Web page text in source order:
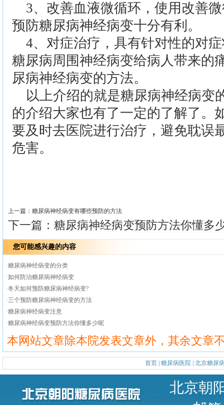
3、改善血液微循环，使用改善
预防糖尿病神经病变十分有利。
4、对症治疗，具有针对性的对
糖尿病周围神经病变给病人带来的
尿病神经病变的方法。
以上介绍的就是糖尿病神经病变
的介绍大家也有了一定的了解了。
要及时去医院进行治疗，避免耽误
危害。
上一篇： 糖尿病神经病变有哪些预防的方法
下一篇： 糖尿病神经病变预防方法你懂多
您可能感兴趣的内容
·糖尿病神经病变的分类
·如何防治糖尿病神经病变
·冬天如何预防糖尿病神经病变?
·三个预防糖尿病神经病变的方法
·糖尿病神经病变注意
·糖尿病神经病变预防方法你懂多少呢
本网站文章除本院发表文章外，其余文章
首页 糖尿病医院 北京糖尿
北京朝阳区甜水园东